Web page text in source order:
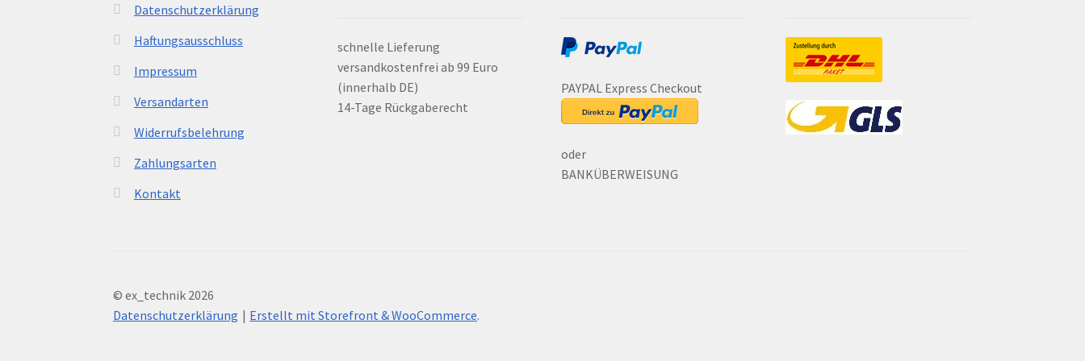
Datenschutzerklärung
Haftungsausschluss
Impressum
Versandarten
Widerrufsbelehrung
Zahlungsarten
Kontakt
schnelle Lieferung
versandkostenfrei ab 99 Euro
(innerhalb DE)
14-Tage Rückgaberecht
PAYPAL Express Checkout
oder
BANKÜBERWEISUNG
© ex_technik 2026
Datenschutzerklärung
Erstellt mit Storefront & WooCommerce.